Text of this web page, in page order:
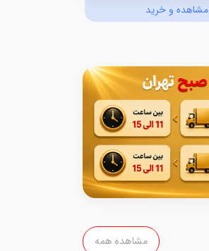
مشاهده و خرید
مشاهده همه